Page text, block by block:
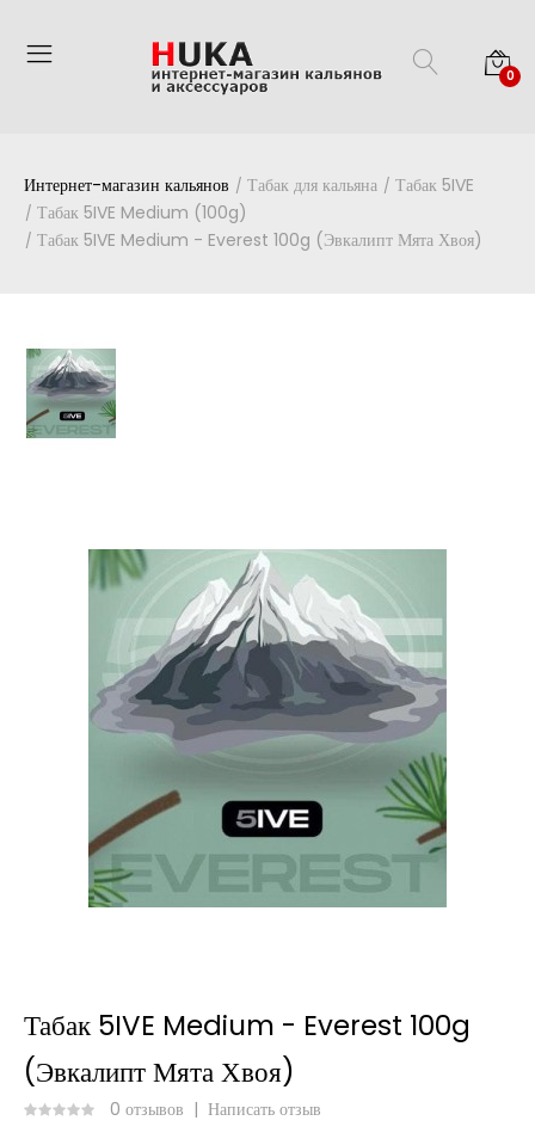
0
Интернет-магазин кальянов Табак для кальяна
Табак 5IVE
Табак 5IVE Medium (100g)
Табак 5IVE Medium - Everest 100g (Эвкалипт Мята Хвоя)
Табак 5IVE Medium - Everest 100g
(Эвкалипт Мята Хвоя)
0 отзывов | Написать отзыв